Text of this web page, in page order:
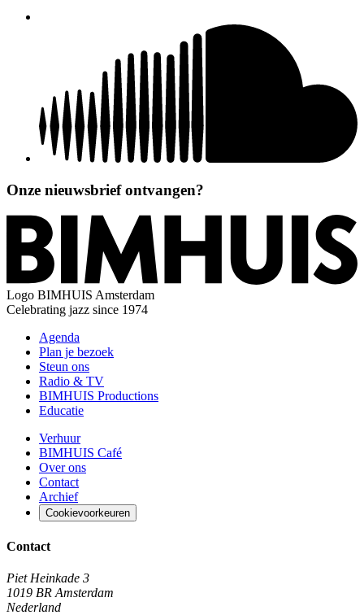
Onze nieuwsbrief ontvangen?
Logo BIMHUIS Amsterdam
Celebrating jazz since 1974
Agenda
Plan je bezoek
Steun ons
Radio & TV
BIMHUIS Productions
Educatie
Verhuur
BIMHUIS Café
Over ons
Contact
Archief
Cookievoorkeuren
Contact
Piet Heinkade 3
1019 BR Amsterdam
Nederland